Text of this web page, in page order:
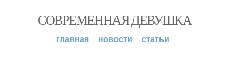
СОВРЕМЕННАЯ ДЕВУШКА
главная новости статьи